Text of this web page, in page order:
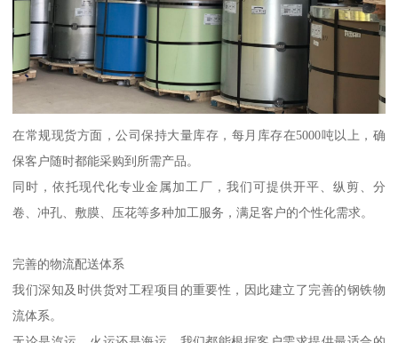
在常规现货方面，公司保持大量库存，每月库存在5000吨以上，确
保客户随时都能采购到所需产品。
同时，依托现代化专业金属加工厂，我们可提供开平、纵剪、分
卷、冲孔、敷膜、压花等多种加工服务，满足客户的个性化需求。
完善的物流配送体系
我们深知及时供货对工程项目的重要性，因此建立了完善的钢铁物
流体系。